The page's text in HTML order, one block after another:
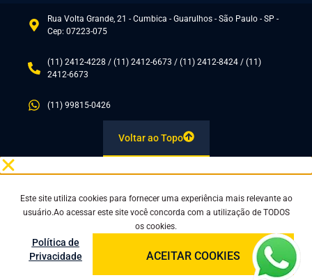
Rua Volta Grande, 21 - Cumbica - Guarulhos - São Paulo - SP -
Cep: 07223-075
(11) 2412-4228 / (11) 2412-6673 / (11) 2412-8424 / (11)
2412-6673
(11) 99815-0426
Voltar ao Topo
Este site utiliza cookies para fornecer uma experiência mais relevante ao
usuário.Ao acessar este site você concorda com a utilização de TODOS
os cookies.
Política de
Privacidade
ACEITAR COOKIES